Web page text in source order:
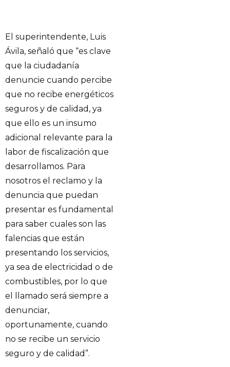
El superintendente, Luis
Ávila, señaló que “es clave
que la ciudadanía
denuncie cuando percibe
que no recibe energéticos
seguros y de calidad, ya
que ello es un insumo
adicional relevante para la
labor de fiscalización que
desarrollamos. Para
nosotros el reclamo y la
denuncia que puedan
presentar es fundamental
para saber cuales son las
falencias que están
presentando los servicios,
ya sea de electricidad o de
combustibles, por lo que
el llamado será siempre a
denunciar,
oportunamente, cuando
no se recibe un servicio
seguro y de calidad”.